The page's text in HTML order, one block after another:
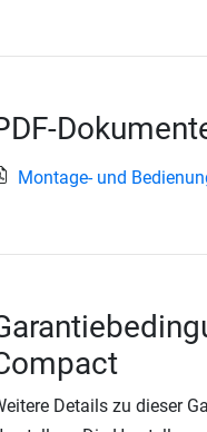
Montage- und
Details zu dieser